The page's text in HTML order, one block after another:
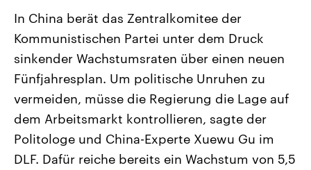
USA
Aktuelle Beiträge, Analysen und
Hintergründe
Wirtschaftlich und militärisch
gehören die Vereinigten Staaten zu
den mächtigsten Ländern der Erde,
mit großem Einfluss auf das
Nahostkonflikt
Aktuelle Lage und
Der Überfall der
Terrororganisation Hamas
Oktober 2023 auf Israel
Region wieder die
Israel möchte die Hamas
Diese wird wie die
Libanon vom Iran
Sendungen Programm Podcasts
In China berät das Zentralkomitee der
Kommunistischen Partei unter dem Druck
sinkender Wachstumsraten über einen neuen
Fünfjahresplan. Um politische Unruhen zu
vermeiden, müsse die Regierung die Lage auf
dem Arbeitsmarkt kontrollieren, sagte der
Politologe und China-Experte Xuewu Gu im
DLF. Dafür reiche bereits ein Wachstum von 5,5